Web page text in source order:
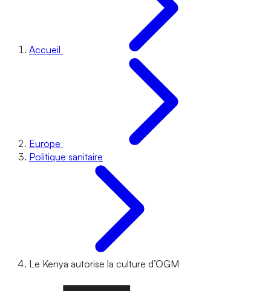
Accueil
Europe
Politique sanitaire
Le Kenya autorise la culture d’OGM